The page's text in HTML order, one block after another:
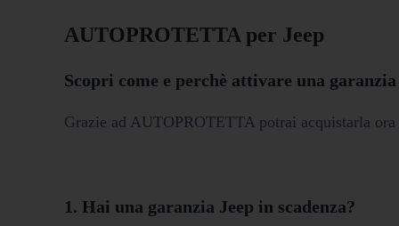
AUTOPROTETTA per Jeep
Scopri come e perchè attivare una
Grazie ad AUTOPROTETTA potrai acquistarla
1. Hai una garanzia Jeep in scadenza?